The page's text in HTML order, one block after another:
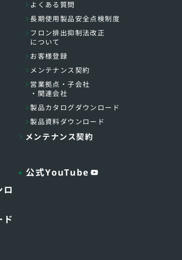
よくある質問
長期使用製品安全点検制度
フロン排出抑制法改正
について
お客様登録
メンテナンス契約
営業拠点・子会社
・関連会社
製品カタログダウンロード
製品資料ダウンロード
メンテナンス契約
ロ
ド
公式YouTube